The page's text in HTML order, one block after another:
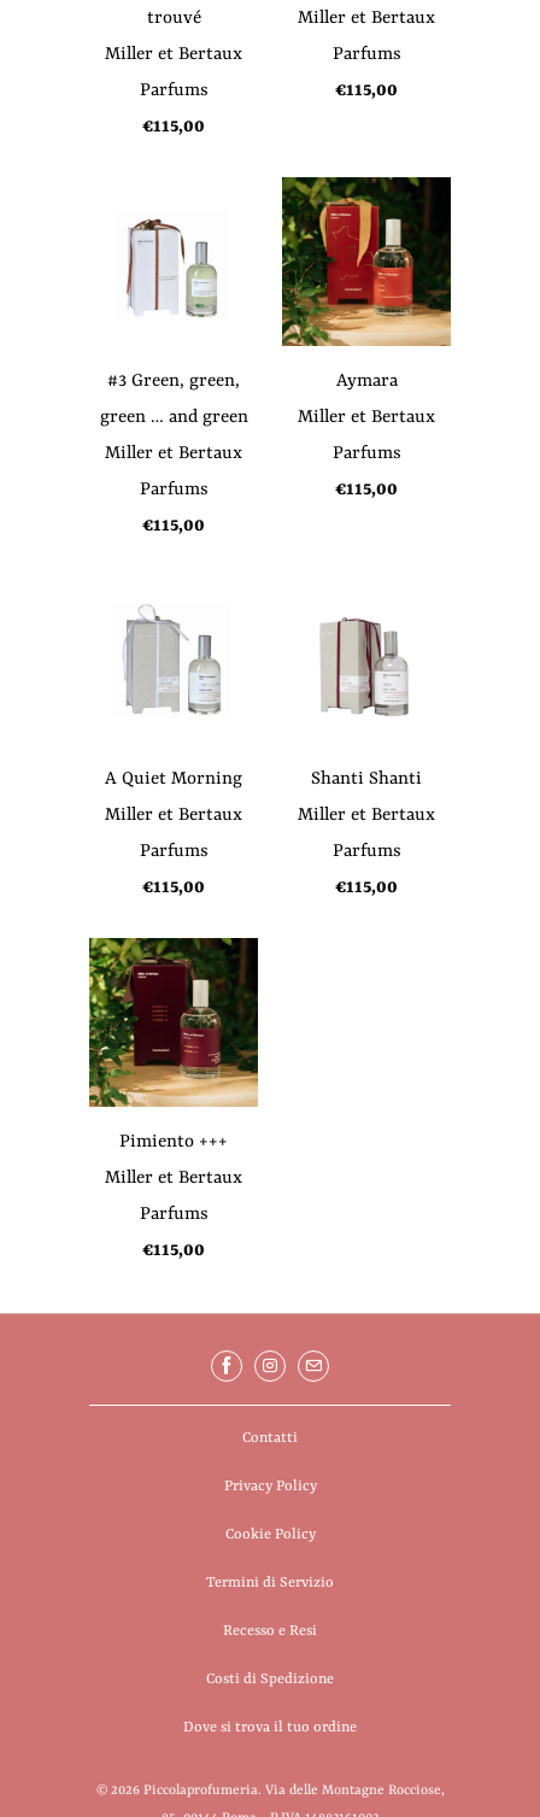
trouvé
Miller et Bertaux
Parfums
€115,00
Miller et Bertaux
Parfums
€115,00
#3 Green, green,
green … and green
Miller et Bertaux
Parfums
€115,00
Aymara
Miller et Bertaux
Parfums
€115,00
A Quiet Morning
Miller et Bertaux
Parfums
€115,00
Shanti Shanti
Miller et Bertaux
Parfums
€115,00
Pimiento +++
Miller et Bertaux
Parfums
€115,00
Contatti
Privacy Policy
Cookie Policy
Termini di Servizio
Recesso e Resi
Costi di Spedizione
Dove si trova il tuo ordine
© 2026 Piccolaprofumeria. Via delle Montagne Rocciose,